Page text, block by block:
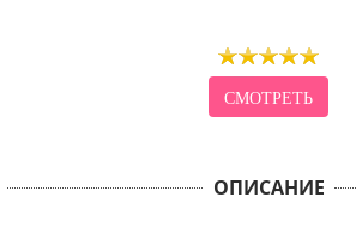
СМОТРЕТЬ
ОПИСАНИЕ